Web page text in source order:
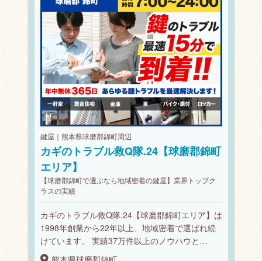
鍵屋｜熊本県球磨郡錦町周辺
カギのトラブル救Q隊.24【球磨郡錦町
エリア】
【球磨郡錦町で選ぶなら地域密着の鍵屋】業界トップク
ラスの実績
カギのトラブル救Q隊.24【球磨郡錦町エリア】は
1998年創業から22年以上、地域密着で選ばれ続
けています。 実績37万件以上のノウハウと…